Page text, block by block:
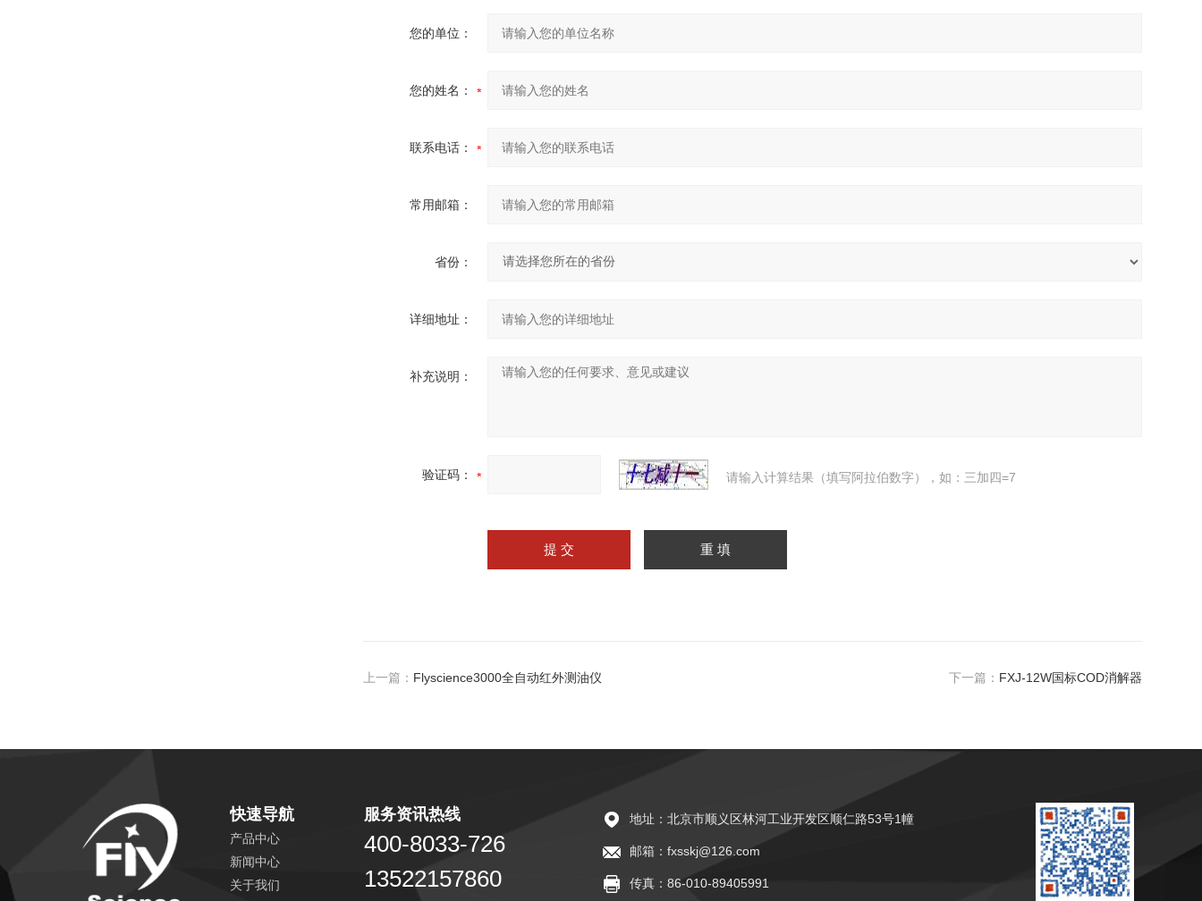
您的单位：
您的姓名：
联系电话：
常用邮箱：
省份：
详细地址：
补充说明：
验证码： 请输入计算结果（填写阿拉伯数字），如：三加四=7
上一篇： Flyscience3000全自动红外测油仪 下一篇： FXJ-12W国标COD消解器
快速导航
产品中心
新闻中心
关于我们
服务资讯热线
400-8033-726
13522157860
地址：北京市顺义区林河工业开发区顺仁路53号1幢
邮箱：fxsskj@126.com
传真：86-010-89405991